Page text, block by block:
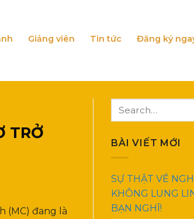
Giảng viên Tin tức Đăng ký
TRỞ
(MC) đang là
BÀI VIẾT MỚI
SỰ THẬT VỀ
KHÔNG LUNG
BẠN NGHĨ!